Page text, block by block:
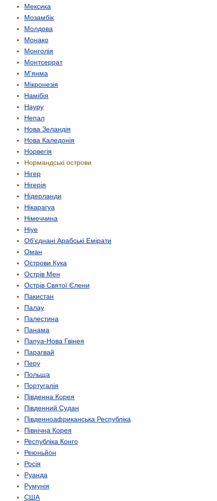
Мексика
Мозамбік
Молдова
Монако
Монголія
Монтсеррат
М'янма
Мікронезія
Намібія
Науру
Непал
Нова Зеландія
Нова Каледонія
Норвегія
Нормандські острови
Нігер
Нігерія
Нідерланди
Нікарагуа
Німеччина
Ніуе
Об'єднані Арабські Емірати
Оман
Острови Кука
Острів Мен
Острів Святої Єлени
Пакистан
Палау
Палестина
Панама
Папуа-Нова Гвінея
Парагвай
Перу
Польща
Португалія
Південна Корея
Південний Судан
Південно­африканська Республіка
Північна Корея
Республіка Конго
Реюньйон
Росія
Руанда
Румунія
США